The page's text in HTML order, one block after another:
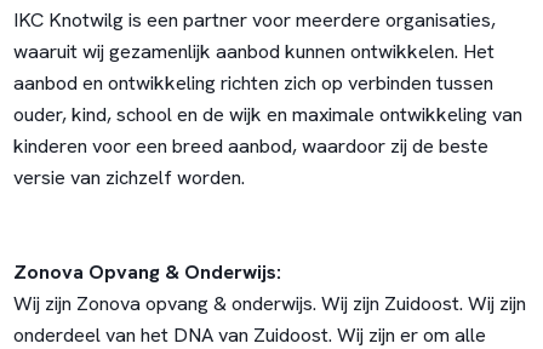
IKC Knotwilg is een partner voor meerdere organisaties,
waaruit wij gezamenlijk aanbod kunnen ontwikkelen. Het
aanbod en ontwikkeling richten zich op verbinden tussen
ouder, kind, school en de wijk en maximale ontwikkeling van
kinderen voor een breed aanbod, waardoor zij de beste
versie van zichzelf worden.
Zonova Opvang & Onderwijs:
Wij zijn Zonova opvang & onderwijs. Wij zijn Zuidoost. Wij zijn
onderdeel van het DNA van Zuidoost. Wij zijn er om alle